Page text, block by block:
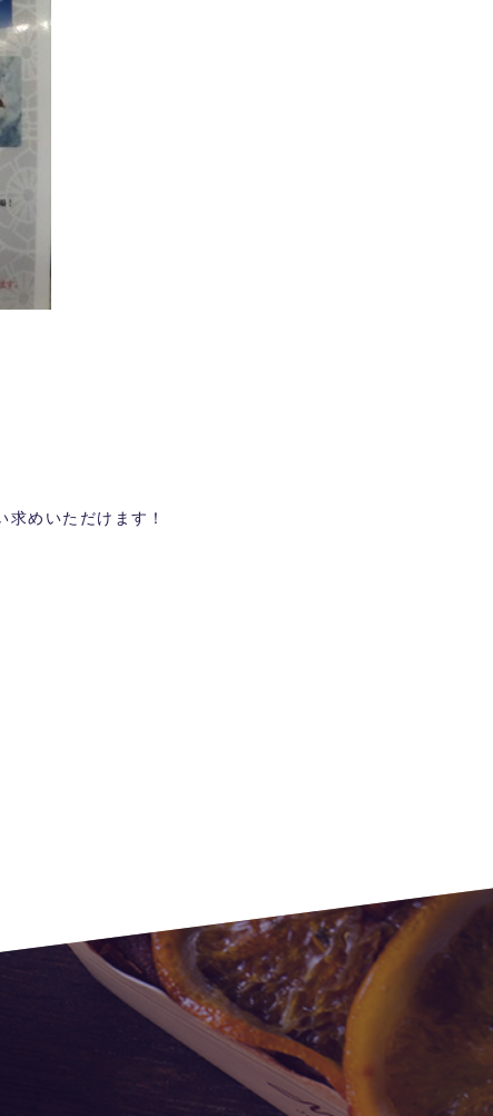
めいただけます！